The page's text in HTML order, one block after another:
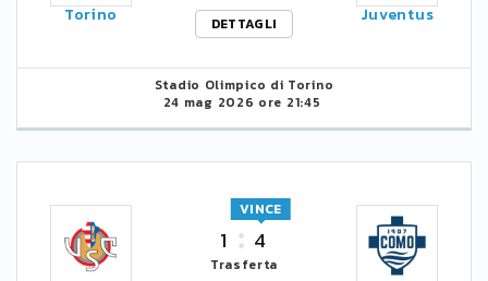
Torino
DETTAGLI
Juventus
Stadio Olimpico di Torino
24 mag 2026 ore 21:45
1 4
VINCE
Trasferta